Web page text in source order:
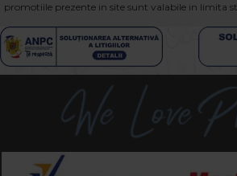
promotiile prezente in site sunt valabile in limita